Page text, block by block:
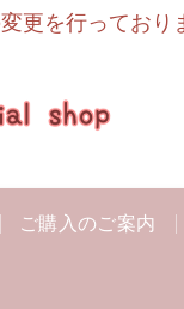
更を行ってお
ご購入のご案内